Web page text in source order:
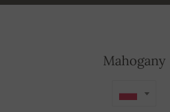
Mahogany